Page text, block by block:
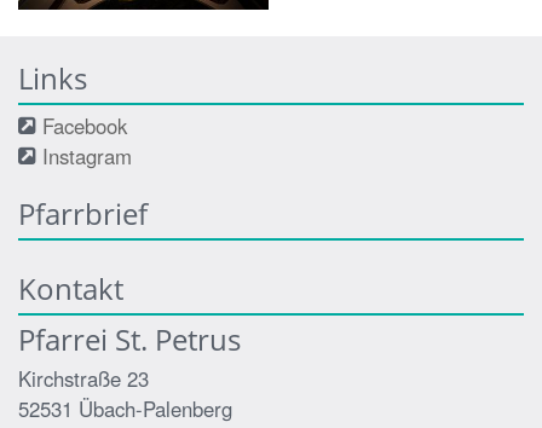
Links
Facebook
Instagram
Pfarrbrief
Kontakt
Pfarrei St. Petrus
Kirchstraße 23
52531 Übach-Palenberg